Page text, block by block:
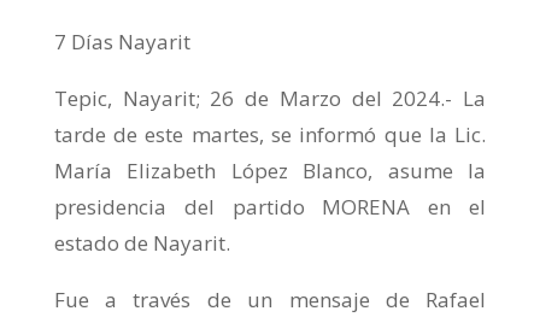
7 Días Nayarit
Tepic, Nayarit; 26 de Marzo del 2024.- La
tarde de este martes, se informó que la Lic.
María Elizabeth López Blanco, asume la
presidencia del partido MORENA en el
estado de Nayarit.
Fue a través de un mensaje de Rafael